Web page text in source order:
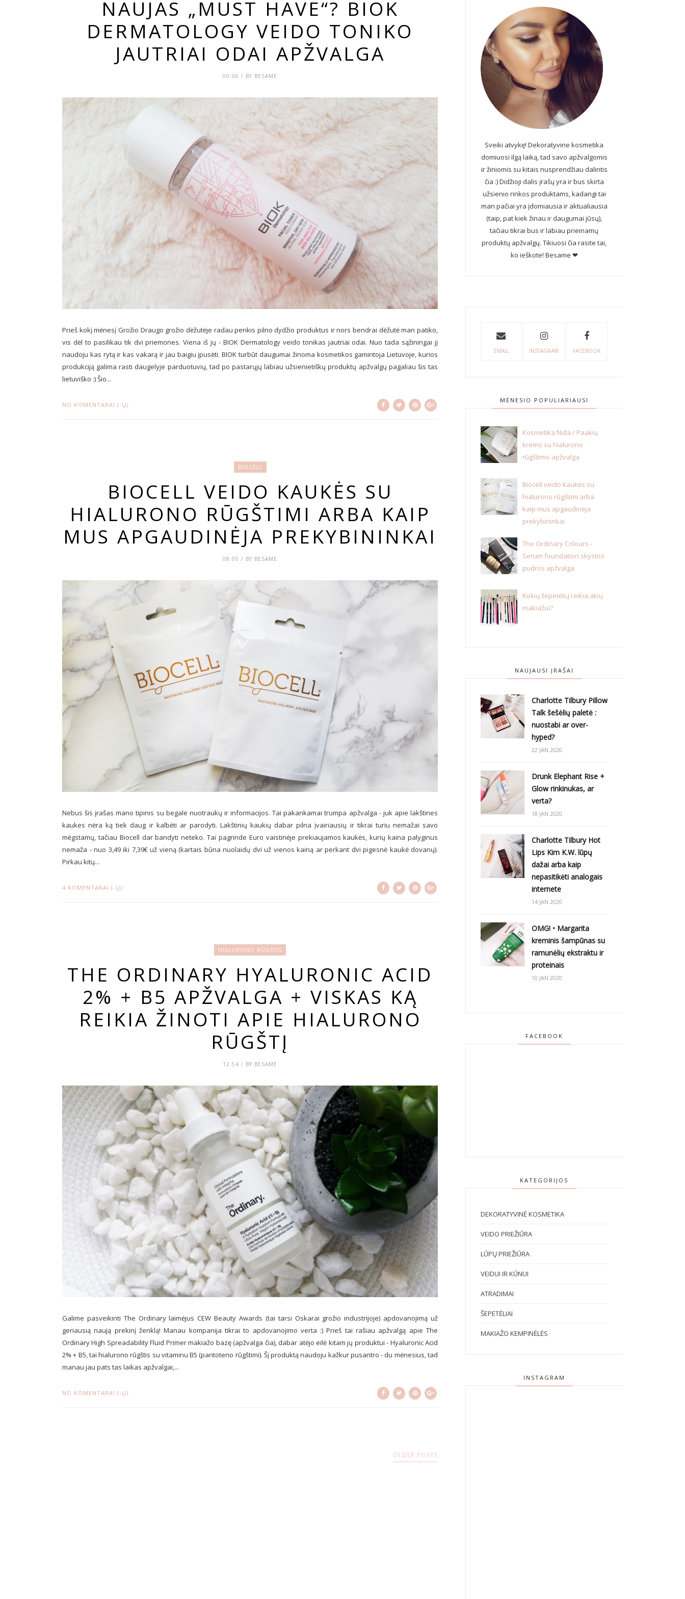
NAUJAS „MUST HAVE“? BIOK
DERMATOLOGY VEIDO TONIKO
JAUTRIAI ODAI APŽVALGA
00:06 / BY BESAME
Prieš kokį mėnesį Grožio Draugo grožio dėžutėje radau penkis pilno dydžio produktus ir nors bendrai dėžutė man patiko,
vis dėl to pasilikau tik dvi priemones. Viena iš jų - BIOK Dermatology veido tonikas jautriai odai. Nuo tada sąžiningai jį
naudoju kas rytą ir kas vakarą ir jau baigiu įpusėti. BIOK turbūt daugumai žinoma kosmetikos gamintoja Lietuvoje, kurios
produkciją galima rasti daugelyje parduotuvių, tad po pastarųjų labiau užsienietiškų produktų apžvalgų pagaliau šis tas
lietuviško :) Šio...
NO KOMENTARAI (-Ų)
BIOCELL
BIOCELL VEIDO KAUKĖS SU
HIALURONO RŪGŠTIMI ARBA KAIP
MUS APGAUDINĖJA PREKYBININKAI
08:00 / BY BESAME
Nebus šis įrašas mano tipinis su begale nuotraukų ir informacijos. Tai pakankamai trumpa apžvalga - juk apie lakštines
kaukes nėra ką tiek daug ir kalbėti ar parodyti. Lakštinių kaukių dabar pilna įvairiausių ir tikrai turiu nemažai savo
mėgstamų, tačiau Biocell dar bandyti neteko. Tai pagrinde Euro vaistinėje prekiaujamos kaukės, kurių kaina palyginus
nemaža - nuo 3,49 iki 7,39€ už vieną (kartais būna nuolaidų dvi už vienos kainą ar perkant dvi pigesnė kaukė dovanų).
Pirkau kitų...
4 KOMENTARAI (-Ų)
HIALURONO RŪGŠTIS
THE ORDINARY HYALURONIC ACID
2% + B5 APŽVALGA + VISKAS KĄ
REIKIA ŽINOTI APIE HIALURONO
RŪGŠTĮ
12:54 / BY BESAME
Galime pasveikinti The Ordinary laimėjus CEW Beauty Awards (tai tarsi Oskarai grožio industrijoje) apdovanojimą už
geriausią naują prekinį ženklą! Manau kompanija tikrai to apdovanojimo verta :) Prieš tai rašiau apžvalgą apie The
Ordinary High Spreadability Fluid Primer makiažo bazę (apžvalga čia), dabar atėjo eilė kitam jų produktui - Hyaluronic Acid
2% + B5, tai hialurono rūgštis su vitaminu B5 (pantoteno rūgštimi). Šį produktą naudoju kažkur pusantro - du mėnesius, tad
manau jau pats tas laikas apžvalgai,...
NO KOMENTARAI (-Ų)
OLDER POSTS
Sveiki atvykę! Dekoratyvine kosmetika
domiuosi ilgą laiką, tad savo apžvalgomis
ir žiniomis su kitais nusprendžiau dalintis
čia :) Didžioji dalis įrašų yra ir bus skirta
užsienio rinkos produktams, kadangi tai
man pačiai yra įdomiausia ir aktualiausia
(taip, pat kiek žinau ir daugumai jūsų),
tačiau tikrai bus ir labiau prieinamų
produktų apžvalgų. Tikiuosi čia rasite tai,
ko ieškote! Besame ❤
EMAIL INSTAGRAM FACEBOOK
MĖNESIO POPULIARIAUSI
Kosmetika Nida / Paakių
kremo su hialurono
rūgštimis apžvalga
Biocell veido kaukės su
hialurono rūgštimi arba
kaip mus apgaudinėja
prekybininkai
The Ordinary Colours -
Serum foundation skystos
pudros apžvalga
Kokių šepetėlių reikia akių
makiažui?
NAUJAUSI ĮRAŠAI
Charlotte Tilbury Pillow
Talk šešėlių paletė :
nuostabi ar over-
hyped?
22 JAN 2020
Drunk Elephant Rise +
Glow rinkinukas, ar
verta?
18 JAN 2020
Charlotte Tilbury Hot
Lips Kim K.W. lūpų
dažai arba kaip
nepasitikėti analogais
internete
14 JAN 2020
OMG! • Margarita
kreminis šampūnas su
ramunėlių ekstraktu ir
proteinais
10 JAN 2020
FACEBOOK
KATEGORIJOS
DEKORATYVINĖ KOSMETIKA
VEIDO PRIEŽIŪRA
LŪPŲ PRIEŽIŪRA
VEIDUI IR KŪNUI
ATRADIMAI
ŠEPETĖLIAI
MAKIAŽO KEMPINĖLĖS
INSTAGRAM